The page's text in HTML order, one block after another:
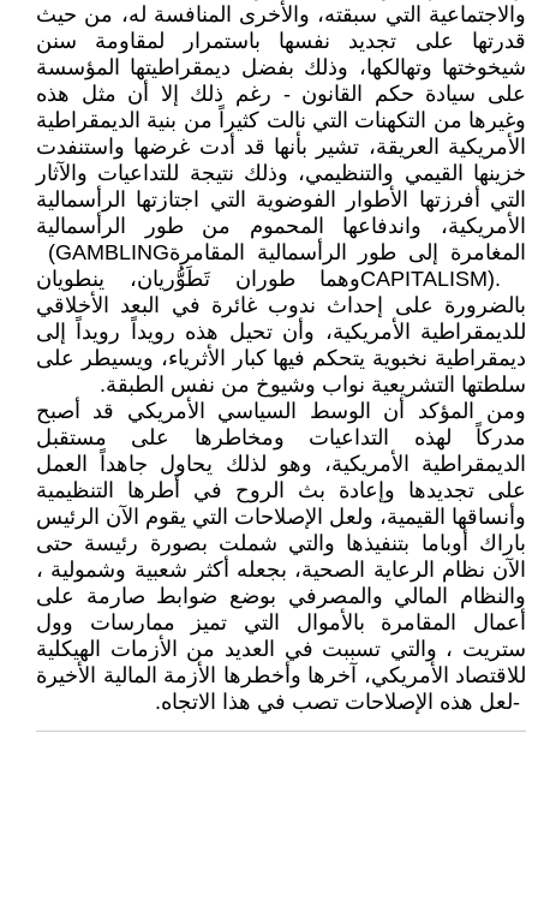
والاجتماعية التي‮ ‬سبقته،‮ ‬والأخرى المنافسة له،‮ ‬من حيث
قدرتها على تجديد نفسها باستمرار لمقاومة سنن
شيخوختها وتهالكها،‮ ‬وذلك بفضل ديمقراطيتها المؤسسة
على سيادة حكم القانون‮ ‬‭-‬‮ ‬رغم ذلك إلا أن مثل هذه
وغيرها من التكهنات التي‮ ‬نالت كثيراً‮ ‬من بنية الديمقراطية
الأمريكية العريقة،‮ ‬تشير بأنها قد أدت‮ ‬غرضها واستنفدت
خزينها القيمي‮ ‬والتنظيمي،‮ ‬وذلك نتيجة للتداعيات والآثار
التي‮ ‬أفرزتها الأطوار الفوضوية التي‮ ‬اجتازتها الرأسمالية
الأمريكية،‮ ‬واندفاعها المحموم من طور الرأسمالية
CAPITALISM‭).‬‮ ‬وهما طوران تَطَوُّريان،‮ ‬ينطويان
‬للديمقراطية الأمريكية،‮ ‬وأن تحيل هذه رويداً‮ ‬رويداً‮ ‬إلى
ديمقراطية نخبوية‮ ‬يتحكم فيها كبار الأثرياء،‮ ‬ويسيطر على
سلطتها التشريعية نواب وشيوخ من نفس الطبقة‮.‬
ومن المؤكد أن الوسط السياسي‮ ‬الأمريكي‮ ‬قد أصبح
مدركاً‮ ‬لهذه التداعيات ومخاطرها على مستقبل
الديمقراطية الأمريكية،‮ ‬وهو لذلك‮ ‬يحاول جاهداً‮ ‬العمل
على تجديدها وإعادة بث الروح في‮ ‬أطرها التنظيمية
وأنساقها القيمية،‮ ‬ولعل الإصلاحات التي‮ ‬يقوم الآن الرئيس
باراك أوباما بتنفيذها والتي‮ ‬شملت بصورة رئيسة حتى
‬والنظام المالي‮ ‬والمصرفي‮ ‬بوضع ضوابط صارمة على
أعمال المقامرة بالأموال التي‮ ‬تميز ممارسات‮ ‬وول
ستريت‮ ‬،‮ ‬والتي‮ ‬تسببت في‮ ‬العديد من الأزمات الهيكلية